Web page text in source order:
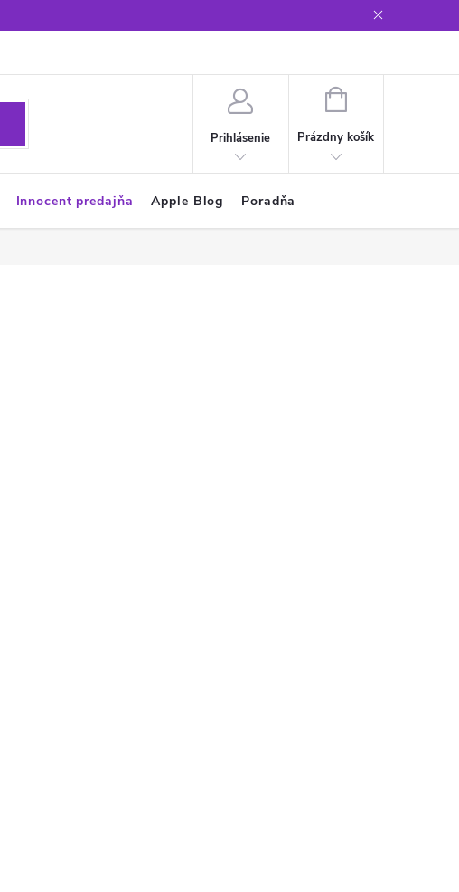
Prihlásenie
NÁKUPNÝ
Prázdny košík
Innocent predajňa Apple Blog Poradňa